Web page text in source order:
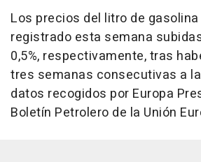
Los precios del litro de
registrado esta semana
0,5%, respectivamente, tras
tres semanas consecutivas a
datos recogidos por Europa
Boletín Petrolero de la Unión